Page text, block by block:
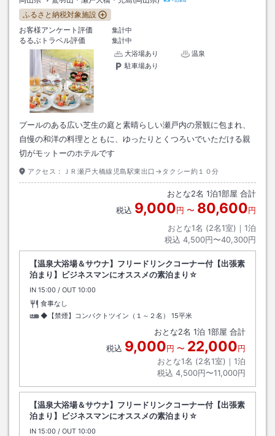
ふるさと納税対象施設
お客様アンケート評価
集計中
るるぶトラベル評価
集計中
大浴場あり
温泉
駐車場あり
プールのある広い芝生の庭と素晴らしい瀬戸内の景観に包まれ、
自慢の和洋の料理とともに、ゆったりとくつろいでいただける親
切がモットーのホテルです
アクセス： ＪＲ瀬戸大橋線児島駅東出口→タクシー約１０分
おとな2名 1泊1部屋 合計
税込 9,000円 〜 80,600円
おとな1名 (2名1室)｜ 1泊
税込 4,500円〜40,300円
【温泉大浴場＆サウナ】フリードリンクコーナー付【出張素
泊まり】ビジネスマンにオススメの素泊まり☆
IN チェックイン
15:00 / OUT チェックアウト
10:00
食事なし
◆【禁煙】コンパクトツイン（１～２名）
15平米
おとな2名 1泊 1部屋 合計
税込 9,000円 〜 22,000円
おとな1名 (2名1室)｜ 1泊
税込 4,500円〜11,000円
【温泉大浴場＆サウナ】フリードリンクコーナー付【出張素
泊まり】ビジネスマンにオススメの素泊まり☆
IN チェックイン
15:00 / OUT チェックアウト
10:00